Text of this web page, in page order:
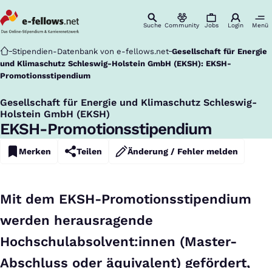
Suche Community Jobs Login Menü
Startseite
Stipendien-Datenbank von e-fellows.net Gesellschaft für Energie
und Klimaschutz Schleswig-Holstein GmbH (EKSH): EKSH-
Promotionsstipendium
Gesellschaft für Energie und Klimaschutz Schleswig-
Holstein GmbH (EKSH)
:
EKSH-Promotionsstipendium
Merken Teilen Änderung / Fehler melden
Mit dem EKSH-Promotionsstipendium
werden herausragende
Hochschulabsolvent:innen (Master-
Abschluss oder äquivalent) gefördert,